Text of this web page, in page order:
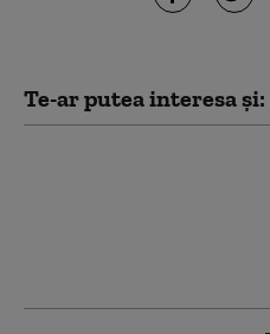
Te-ar putea interesa și: